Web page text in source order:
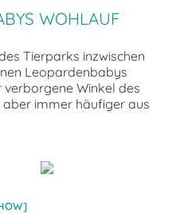
WOHLAUF
Tierparks inzwischen
Leopardenbabys
verborgene Winkel des
aber immer häufiger aus